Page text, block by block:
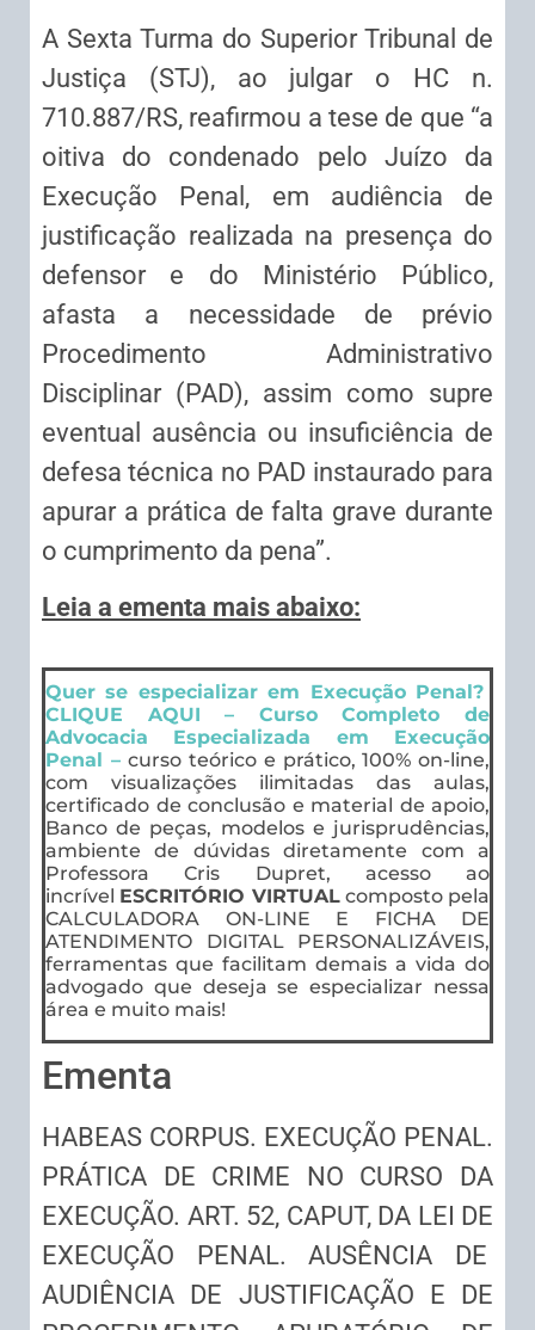
A Sexta Turma do Superior Tribunal de
Justiça (STJ), ao julgar o HC n.
710.887/RS, reafirmou a tese de que “a
oitiva do condenado pelo Juízo da
Execução Penal, em audiência de
justificação realizada na presença do
defensor e do Ministério Público,
afasta a necessidade de prévio
Procedimento Administrativo
Disciplinar (PAD), assim como supre
eventual ausência ou insuficiência de
defesa técnica no PAD instaurado para
apurar a prática de falta grave durante
o cumprimento da pena”.
Leia a ementa mais abaixo:
Quer se especializar em Execução Penal?
CLIQUE AQUI – Curso Completo de
Advocacia Especializada em Execução
Penal –curso teórico e prático, 100% on-line,
com visualizações ilimitadas das aulas,
certificado de conclusão e material de apoio,
Banco de peças, modelos e jurisprudências,
ambiente de dúvidas diretamente com a
Professora Cris Dupret, acesso ao
incrível ESCRITÓRIO VIRTUALcomposto pela
CALCULADORA ON-LINE E FICHA DE
ATENDIMENTO DIGITAL PERSONALIZÁVEIS,
ferramentas que facilitam demais a vida do
advogado que deseja se especializar nessa
área e muito mais!
Ementa
HABEAS CORPUS. EXECUÇÃO PENAL.
PRÁTICA DE CRIME NO CURSO DA
EXECUÇÃO. ART. 52, CAPUT, DA LEI DE
EXECUÇÃO PENAL. AUSÊNCIA DE
AUDIÊNCIA DE JUSTIFICAÇÃO E DE